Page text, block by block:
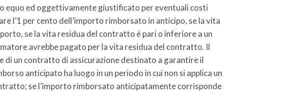
equo ed oggettivamente giustificato per eventuali costi
l’1 per cento dell’importo rimborsato in anticipo, se la vita
se la vita residua del contratto è pari o inferiore a un
avrebbe pagato per la vita residua del contratto. Il
un contratto di assicurazione destinato a garantire il
anticipato ha luogo in un periodo in cui non si applica un
se l’importo rimborsato anticipatamente corrisponde